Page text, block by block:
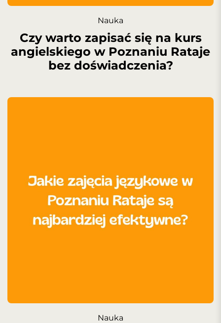
Nauka
Czy warto zapisać się na kurs
angielskiego w Poznaniu Rataje
bez doświadczenia?
Nauka